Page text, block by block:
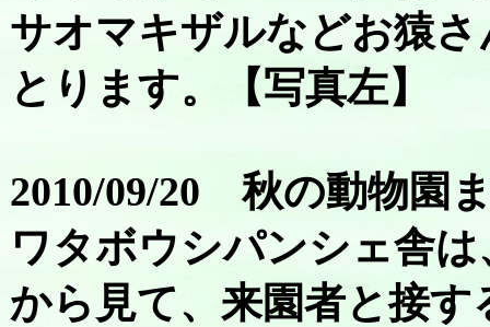
サオマキザルなどお猿
とります。【写真左】
2010/09/20 秋の動物園
ワタボウシパンシェ舎は
から見て、来園者と接す